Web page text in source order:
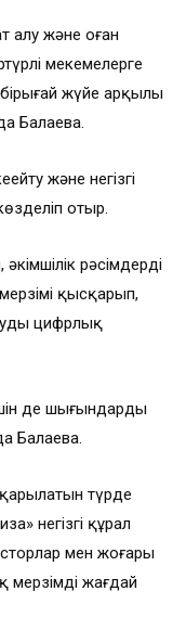
алу және оған
мекемелерге
жүйе арқылы
Балаева.
және негізгі
отыр.
рәсімдердің
мерзімі қысқарып,
цифрлық
де шығындарды
Балаева.
түрде
негізгі құрал
мен жоғары
мерзімді жағдай